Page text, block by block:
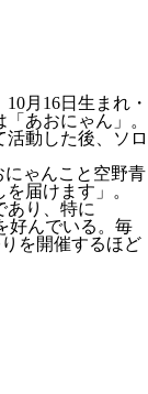
月16日生まれ・
あおにゃん 」。
活動した後、ソロ
ゃんこと空野青
を届けます 」。
あり、特に
好んでいる。毎
を開催するほど